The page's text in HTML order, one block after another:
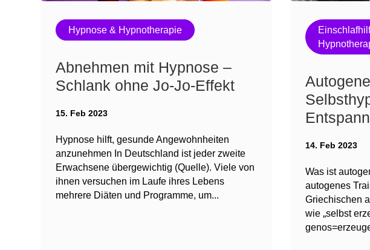
Hypnose & Hypnotherapie
Abnehmen mit Hypnose –
Schlank ohne Jo-Jo-Effekt
15. Feb 2023
Hypnose hilft, gesunde Angewohnheiten
anzunehmen In Deutschland ist jeder zweite
Erwachsene übergewichtig (Quelle). Viele von
ihnen versuchen im Laufe ihres Lebens
mehrere Diäten und Programme, um...
14. Feb 2023
Was ist
autogenes
Griechischen
wie „selbst